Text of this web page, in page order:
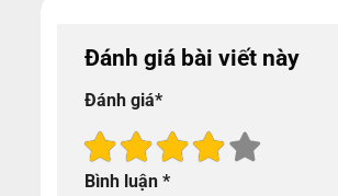
Đánh giá bài viết này
Đánh giá*
Bình luận *